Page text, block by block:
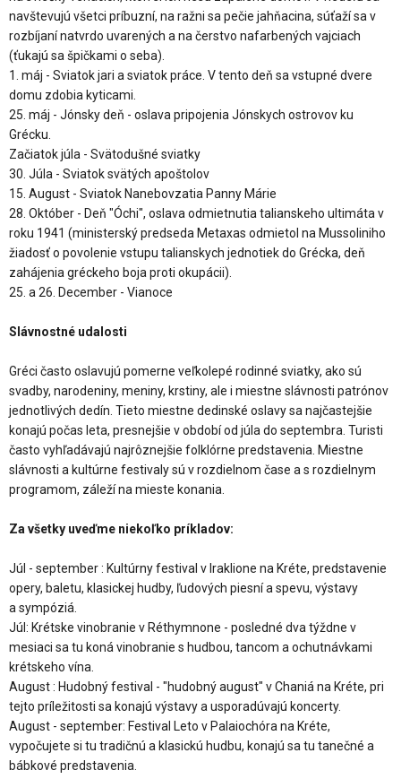
navštevujú všetci príbuzní, na ražni sa pečie jahňacina, súťaží sa v
rozbíjaní natvrdo uvarených a na čerstvo nafarbených vajciach
(ťukajú sa špičkami o seba).
1. máj - Sviatok jari a sviatok práce. V tento deň sa vstupné dvere
domu zdobia kyticami.
25. máj - Jónsky deň - oslava pripojenia Jónskych ostrovov ku
Grécku.
Začiatok júla - Svätodušné sviatky
30. Júla - Sviatok svätých apoštolov
15. August - Sviatok Nanebovzatia Panny Márie
28. Október - Deň "Óchi", oslava odmietnutia talianskeho ultimáta v
roku 1941 (ministerský predseda Metaxas odmietol na Mussoliniho
žiadosť o povolenie vstupu talianskych jednotiek do Grécka, deň
zahájenia gréckeho boja proti okupácii).
25. a 26. December - Vianoce
Slávnostné udalosti
Gréci často oslavujú pomerne veľkolepé rodinné sviatky, ako sú
svadby, narodeniny, meniny, krstiny, ale i miestne slávnosti patrónov
jednotlivých dedín. Tieto miestne dedinské oslavy sa najčastejšie
konajú počas leta, presnejšie v období od júla do septembra. Turisti
často vyhľadávajú najrôznejšie folklórne predstavenia. Miestne
slávnosti a kultúrne festivaly sú v rozdielnom čase a s rozdielnym
programom, záleží na mieste konania.
Za všetky uveďme niekoľko príkladov:
Júl - september : Kultúrny festival v Iraklione na Kréte, predstavenie
opery, baletu, klasickej hudby, ľudových piesní a spevu, výstavy
a sympóziá.
Júl: Krétske vinobranie v Réthymnone - posledné dva týždne v
mesiaci sa tu koná vinobranie s hudbou, tancom a ochutnávkami
krétskeho vína.
August : Hudobný festival - "hudobný august" v Chaniá na Kréte, pri
tejto príležitosti sa konajú výstavy a usporadúvajú koncerty.
August - september: Festival Leto v Palaiochóra na Kréte,
vypočujete si tu tradičnú a klasickú hudbu, konajú sa tu tanečné a
bábkové predstavenia.